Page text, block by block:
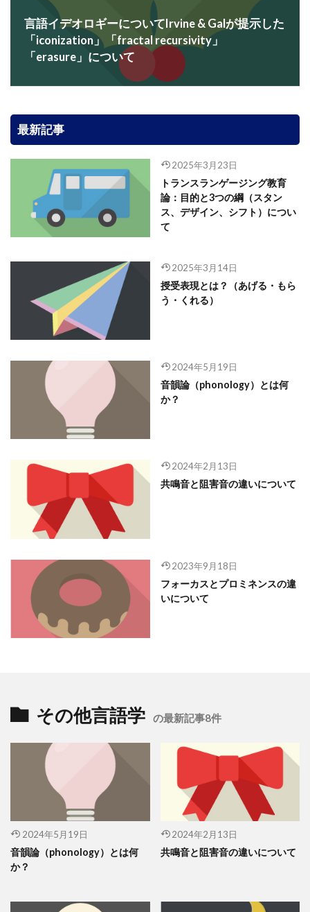
言語イデオロギーについてIrvine & Galが提示した
「iconization」「fractal recursivity」
「erasure」について
最新記事
2025年3月23日
トランスランゲージング教育
論：目的と3つの綱（スタン
ス、デザイン、シフト）につい
て
2025年3月14日
授受表現とは？（あげる・もら
う・くれる）
2024年5月19日
音韻論（phonology）とは何
か？
2024年2月13日
共鳴音と阻害音の違いについて
2023年9月18日
フォーカスとプロミネンスの違
いについて
その他言語学 の最新記事8件
2024年5月19日
音韻論（phonology）とは何
か？
2024年2月13日
共鳴音と阻害音の違いについて